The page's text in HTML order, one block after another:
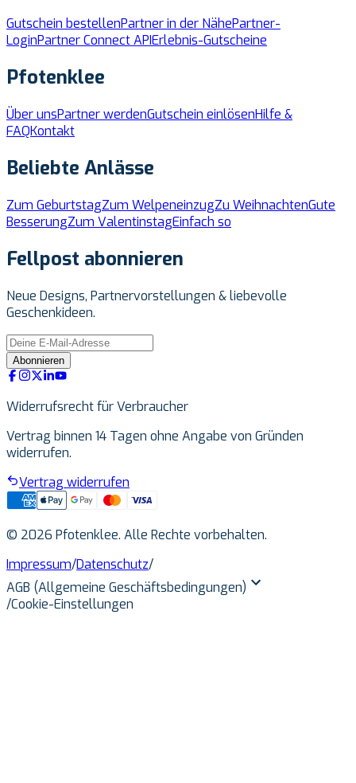
Gutschein bestellenPartner in der NähePartner-
LoginPartner Connect APIErlebnis-Gutscheine
Pfotenklee
Über unsPartner werdenGutschein einlösenHilfe &
FAQKontakt
Beliebte Anlässe
Zum GeburtstagZum WelpeneinzugZu WeihnachtenGute
BesserungZum ValentinstagEinfach so
Fellpost abonnieren
Neue Designs, Partnervorstellungen & liebevolle
Geschenkideen.
Abonnieren
Widerrufsrecht für Verbraucher
Vertrag binnen 14 Tagen ohne Angabe von Gründen
widerrufen.
Vertrag widerrufen
© 2026 Pfotenklee. Alle Rechte vorbehalten.
Impressum/Datenschutz/
AGB (Allgemeine Geschäftsbedingungen)
/Cookie-Einstellungen